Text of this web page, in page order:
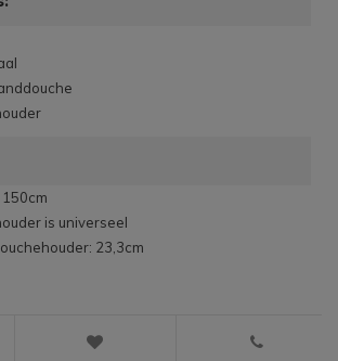
is universeel
23,3cm